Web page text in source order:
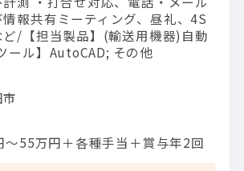
報共有ミーティング、昼礼、4S
ど/【担当製品】(輸送用機器)自動
ール】AutoCAD; その他
～55万円＋各種手当＋賞与年2回